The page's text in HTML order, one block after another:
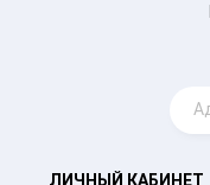
ЛИЧНЫЙ КАБИНЕТ